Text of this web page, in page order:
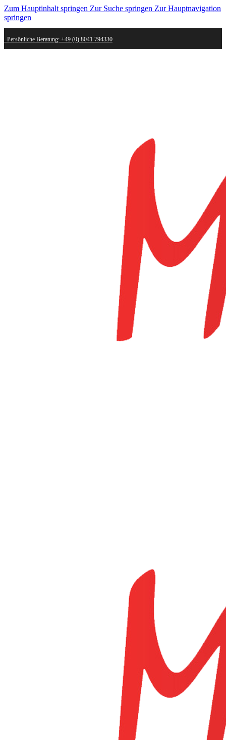
Zum Hauptinhalt springen Zur Suche springen Zur Hauptnavigation
springen
Persönliche Beratung: +49 (0) 8041 794330